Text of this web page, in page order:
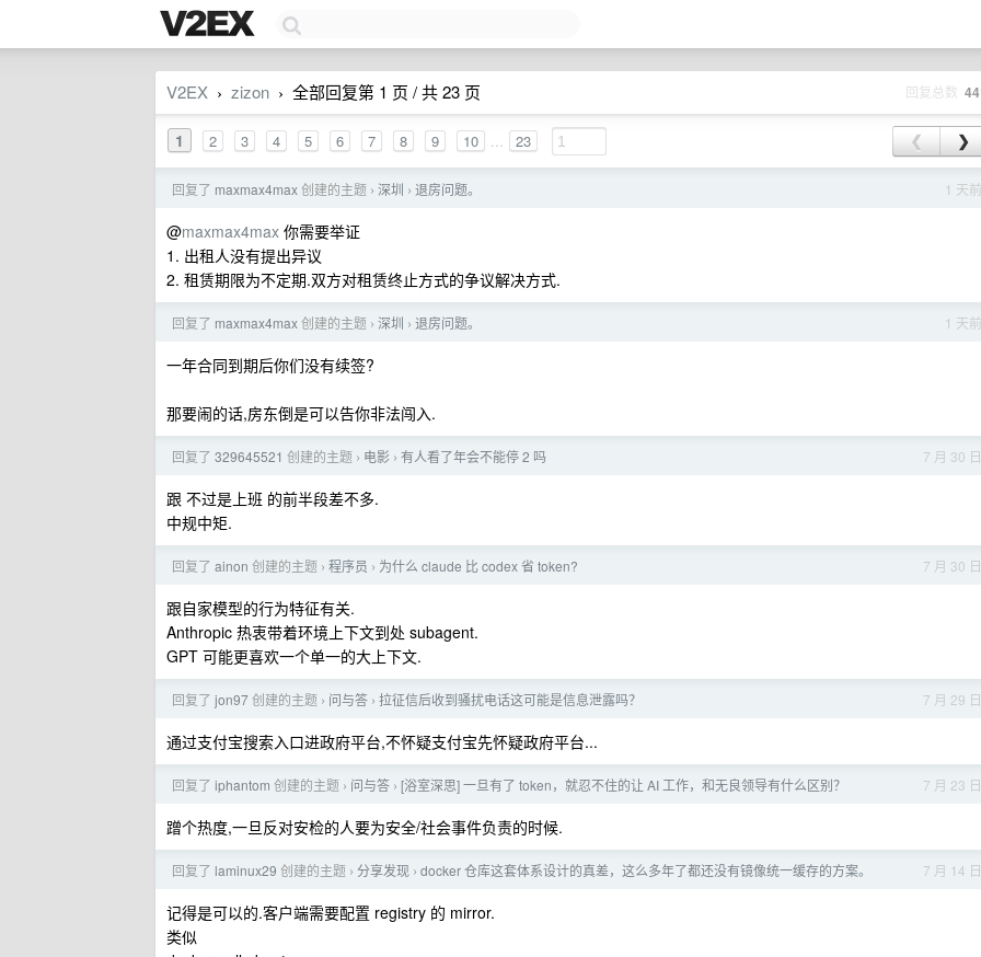
V2EX › zizon › 全部回复第 1 页 / 共 23 页 回复总数
1 2 3 4 5 6 7 8 9 10 ... 23 ❮ ❯
1 天前
回复了 maxmax4max创建的主题 › 深圳 › 退房问题。
@maxmax4max 你需要举证
1. 出租人没有提出异议
2. 租赁期限为不定期.双方对租赁终止方式的争议解决方式.
1 天前
回复了 maxmax4max创建的主题 › 深圳 › 退房问题。
一年合同到期后你们没有续签?
那要闹的话,房东倒是可以告你非法闯入.
7 月 30 日
回复了 329645521 创建的主题 › 电影 › 有人看了年会不能停 2 吗
跟 不过是上班 的前半段差不多.
中规中矩.
7 月 30 日
回复了 ainon 创建的主题 › 程序员 › 为什么 claude 比 codex 省 token?
跟自家模型的行为特征有关.
Anthropic 热衷带着环境上下文到处 subagent.
GPT 可能更喜欢一个单一的大上下文.
7 月 29 日
回复了 jon97创建的主题 › 问与答 › 拉征信后收到骚扰电话这可能是信息泄露吗？
通过支付宝搜索入口进政府平台,不怀疑支付宝先怀疑政府平台...
7 月 23 日
回复了 iphantom 创建的主题 › 问与答 › [浴室深思] 一旦有了 token，就忍不住的让 AI 工作，和无良领导有什么区别？
蹭个热度,一旦反对安检的人要为安全/社会事件负责的时候.
7 月 14 日
回复了 laminux29 创建的主题 › 分享发现 › docker 仓库这套体系设计的真差，这么多年了都还没有镜像统一缓存的方案。
记得是可以的.客户端需要配置 registry 的 mirror.
类似